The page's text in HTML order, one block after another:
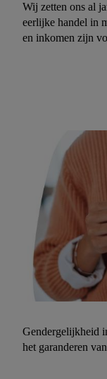
Wij zetten ons al
eerlijke handel in
en inkomen zijn
Gendergelijkheid
het garanderen